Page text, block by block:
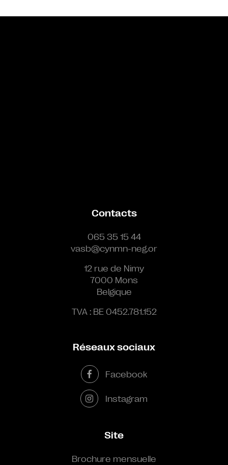
Contacts
065 35 15 44
vasb@cynmn-neg.or
12 rue de Nimy
7000 Mons
Belgique
TVA : BE 0452.781.152
Réseaux sociaux
Facebook
Instagram
Site
Brochure mensuelle